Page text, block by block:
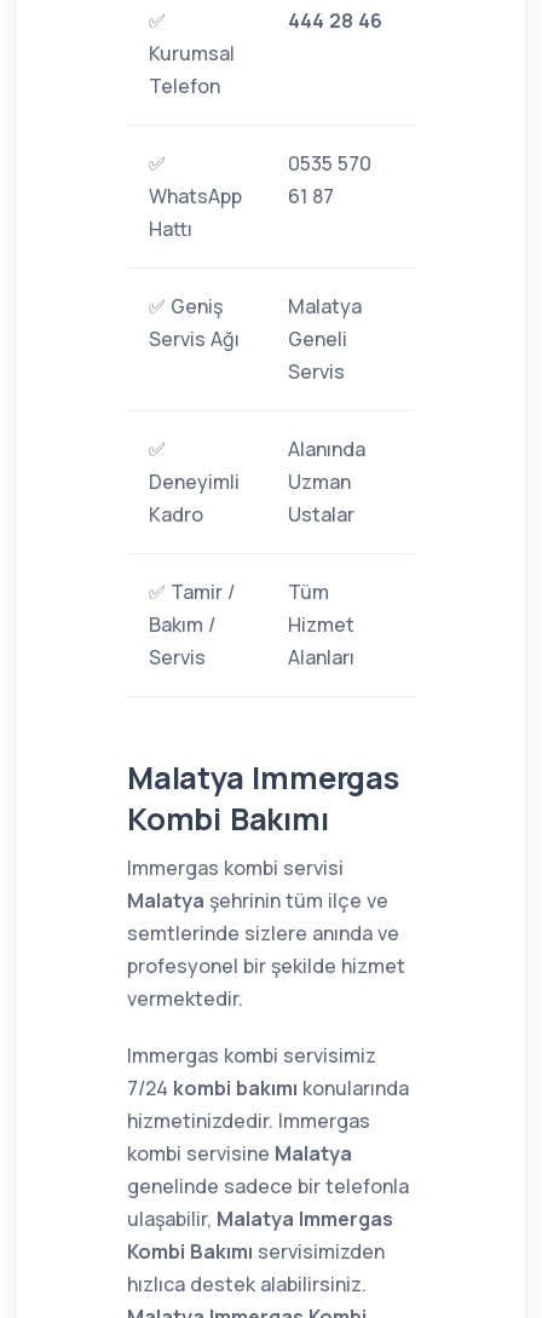
✅
Kurumsal
Telefon
444 28 46
✅
WhatsApp
Hattı
0535 570
61 87
✅ Geniş
Servis Ağı
Malatya
Geneli
Servis
✅
Deneyimli
Kadro
Alanında
Uzman
Ustalar
✅ Tamir /
Bakım /
Servis
Tüm
Hizmet
Alanları
Malatya Immergas
Kombi Bakımı
Immergas kombi servisi
Malatya şehrinin tüm ilçe ve
semtlerinde sizlere anında ve
profesyonel bir şekilde hizmet
vermektedir.
Immergas kombi servisimiz
7/24 kombi bakımı konularında
hizmetinizdedir. Immergas
kombi servisine Malatya
genelinde sadece bir telefonla
ulaşabilir, Malatya Immergas
Kombi Bakımı servisimizden
hızlıca destek alabilirsiniz.